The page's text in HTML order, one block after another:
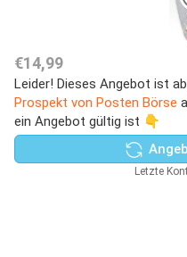
€14,99
Leider! Dieses Angebot ist
Prospekt von Posten Börse
ein Angebot gültig ist 👇
Letzte